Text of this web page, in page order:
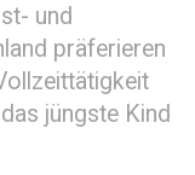
und
präferieren
jüngste Kind